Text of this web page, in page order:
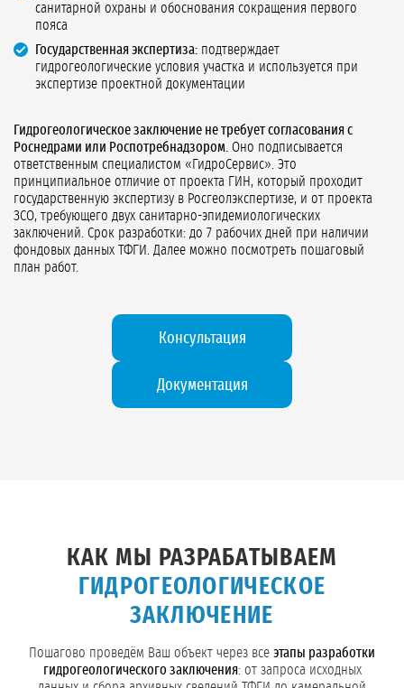
санитарной охраны и обоснования сокращения первого
пояса
Государственная экспертиза: подтверждает
гидрогеологические условия участка и используется при
экспертизе проектной документации
Гидрогеологическое заключение не требует согласования с
Роснедрами или Роспотребнадзором. Оно подписывается
ответственным специалистом «ГидроСервис». Это
принципиальное отличие от проекта ГИН, который проходит
государственную экспертизу в Росгеолэкспертизе, и от проекта
ЗСО, требующего двух санитарно-эпидемиологических
заключений. Срок разработки: до 7 рабочих дней при наличии
фондовых данных ТФГИ. Далее можно посмотреть пошаговый
план работ.
Консультация
Документация
КАК МЫ РАЗРАБАТЫВАЕМ
ГИДРОГЕОЛОГИЧЕСКОЕ
ЗАКЛЮЧЕНИЕ
Пошагово проведём Ваш объект через все этапы разработки
гидрогеологического заключения: от запроса исходных